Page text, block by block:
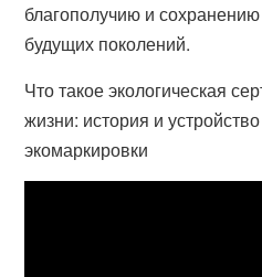
благополучию и
будущих поколений.
Что такое экологическая
жизни: история и
экомаркировки